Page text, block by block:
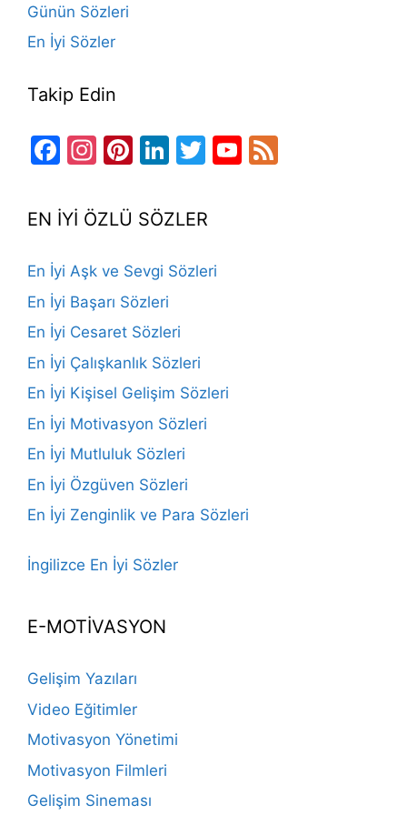
Günün Sözleri
En İyi Sözler
Takip Edin
Facebook
Instagram
Pinterest
LinkedIn
TwitterYouTube
EN İYİ ÖZLÜ SÖZLER
En İyi Aşk ve Sevgi Sözleri
En İyi Başarı Sözleri
En İyi Cesaret Sözleri
En İyi Çalışkanlık Sözleri
En İyi Kişisel Gelişim Sözleri
En İyi Motivasyon Sözleri
En İyi Mutluluk Sözleri
En İyi Özgüven Sözleri
En İyi Zenginlik ve Para Sözleri
İngilizce En İyi Sözler
E-MOTİVASYON
Gelişim Yazıları
Video Eğitimler
Motivasyon Yönetimi
Motivasyon Filmleri
Gelişim Sineması